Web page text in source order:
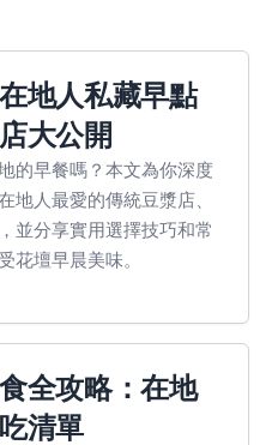
地人私藏早點
大公開
的早餐嗎？本文為你深度
地人最愛的傳統豆漿店、
並分享實用選擇技巧和常
花壇早晨美味。
全攻略：在地
清單